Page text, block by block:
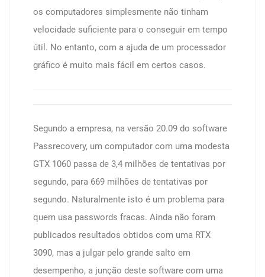
os computadores simplesmente não tinham
velocidade suficiente para o conseguir em tempo
útil. No entanto, com a ajuda de um processador
gráfico é muito mais fácil em certos casos.
Segundo a empresa, na versão 20.09 do software
Passrecovery, um computador com uma modesta
GTX 1060 passa de 3,4 milhões de tentativas por
segundo, para 669 milhões de tentativas por
segundo. Naturalmente isto é um problema para
quem usa passwords fracas. Ainda não foram
publicados resultados obtidos com uma RTX
3090, mas a julgar pelo grande salto em
desempenho, a junção deste software com uma